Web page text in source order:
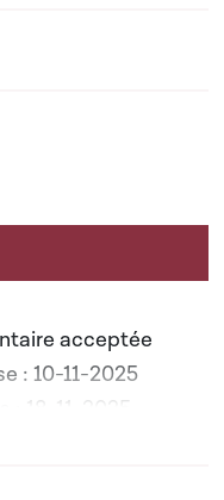
acceptée
: 10-11-2025
: 18-11-2025
ou cacher tous les